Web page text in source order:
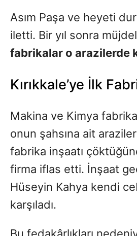
Asım Paşa ve heyeti
iletti. Bir yıl sonra
fabrikalar o arazilerde
Kırıkkale’ye İlk
Makina ve Kimya
onun şahsına ait
fabrika inşaatı
firma iflas etti. İnşaat
Hüseyin Kahya kendi
karşıladı.